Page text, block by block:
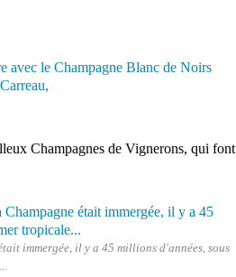
Champagnes de Vignerons, qui font
immergée, il y a 45 millions d'années, sous